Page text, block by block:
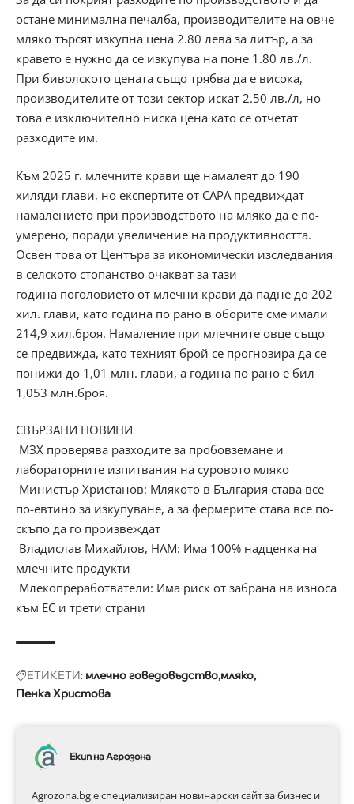
остане минимална печалба, производителите на овче
мляко търсят изкупна цена 2.80 лева за литър, а за
кравето е нужно да се изкупува на поне 1.80 лв./л.
При биволското цената също трябва да е висока,
производителите от този сектор искат 2.50 лв./л, но
това е изключително ниска цена като се отчетат
разходите им.
Към 2025 г. млечните крави ще намалеят до 190
хиляди глави, но експертите от САРА предвиждат
намалението при производството на мляко да е по-
умерено, поради увеличение на продуктивността.
Освен това от Центъра за икономически изследвания
в селското стопанство очакват за тази
година поголовието от млечни крави да падне до 202
хил. глави, като година по рано в оборите сме имали
214,9 хил.броя. Намаление при млечните овце също
се предвижда, като техният брой се прогнозира да се
понижи до 1,01 млн. глави, а година по рано е бил
1,053 млн.броя.
СВЪРЗАНИ НОВИНИ
МЗХ проверява разходите за пробовземане и
лабораторните изпитвания на суровото мляко
Министър Христанов: Млякото в България става все
по-евтино за изкупуване, а за фермерите става все по-
скъпо да го произвеждат
Владислав Михайлов, НАМ: Има 100% надценка на
млечните продукти
Млекопреработватели: Има риск от забрана на износа
към ЕС и трети страни
ЕТИКЕТИ: млечно говедовъдство мляко
Пенка Христова
Екип на Агрозона
Agrozona.bg e специализиран новинарски сайт за бизнес и